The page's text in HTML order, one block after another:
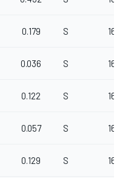
0.179 S 163.085
0.036 S 163.005
0.122 S 162.736
0.057 S 162.610
0.129 S 162.327